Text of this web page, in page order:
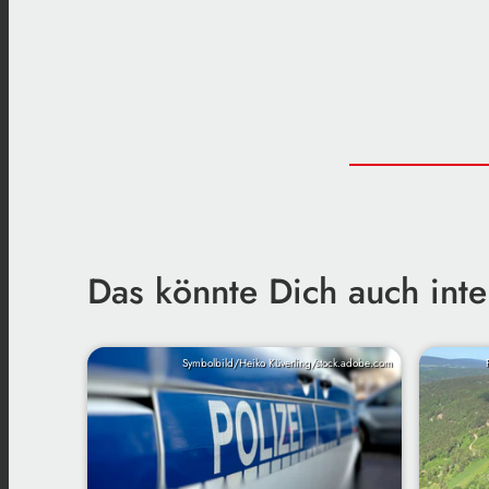
Das könnte Dich auch
Symbolbild/Heiko Küverling/stock.adobe.com